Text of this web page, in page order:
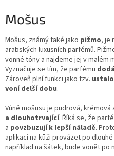
Mošus
Mošus, známý také jako pižmo, je
arabských luxusních parfémů.
vonné tóny a najdeme jej v
Vyznačuje se tím, že parfému
Zároveň plní funkci jako tzv.
voní delší dobu.
Vůně mošusu je pudrová, krémová
a dlouhotrvající. Říká se, že
a povzbuzují k lepší náladě.
aplikaci na kůži provázet po
například na šátek, bude vonět po